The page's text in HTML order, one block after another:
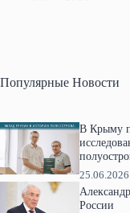
Популярные Новости
В Крыму
25.06.2026
России